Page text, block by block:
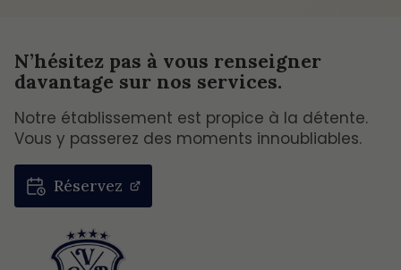
N’hésitez pas à vous renseigner
davantage sur nos services.
Notre établissement est propice à la détente.
Vous y passerez des moments innoubliables.
Réservez